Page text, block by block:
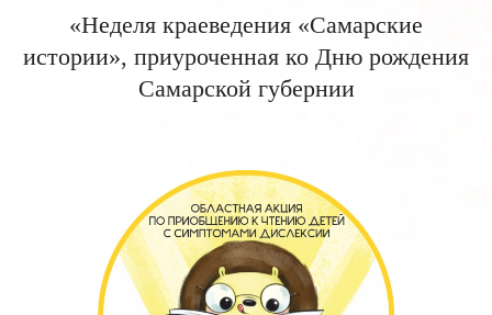
«Неделя краеведения «Самарские
истории», приуроченная ко Дню рождения
Самарской губернии